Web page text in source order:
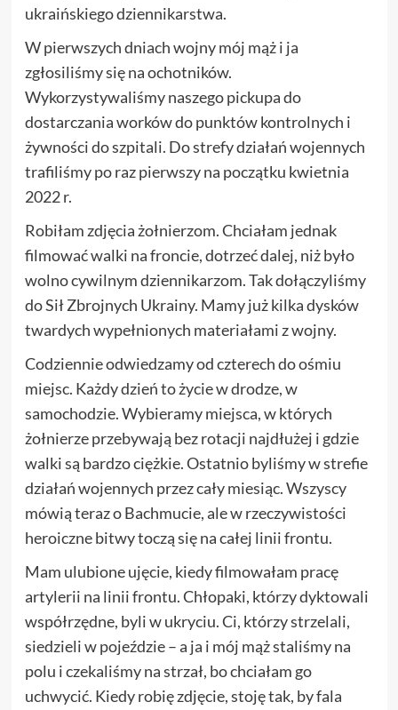
ukraińskiego dziennikarstwa.
W pierwszych dniach wojny mój mąż i ja
zgłosiliśmy się na ochotników.
Wykorzystywaliśmy naszego pickupa do
dostarczania worków do punktów kontrolnych i
żywności do szpitali. Do strefy działań wojennych
trafiliśmy po raz pierwszy na początku kwietnia
2022 r.
Robiłam zdjęcia żołnierzom. Chciałam jednak
filmować walki na froncie, dotrzeć dalej, niż było
wolno cywilnym dziennikarzom. Tak dołączyliśmy
do Sił Zbrojnych Ukrainy. Mamy już kilka dysków
twardych wypełnionych materiałami z wojny.
Codziennie odwiedzamy od czterech do ośmiu
miejsc. Każdy dzień to życie w drodze, w
samochodzie. Wybieramy miejsca, w których
żołnierze przebywają bez rotacji najdłużej i gdzie
walki są bardzo ciężkie. Ostatnio byliśmy w strefie
działań wojennych przez cały miesiąc. Wszyscy
mówią teraz o Bachmucie, ale w rzeczywistości
heroiczne bitwy toczą się na całej linii frontu.
Mam ulubione ujęcie, kiedy filmowałam pracę
artylerii na linii frontu. Chłopaki, którzy dyktowali
współrzędne, byli w ukryciu. Ci, którzy strzelali,
siedzieli w pojeździe – a ja i mój mąż staliśmy na
polu i czekaliśmy na strzał, bo chciałam go
uchwycić. Kiedy robię zdjęcie, stoję tak, by fala